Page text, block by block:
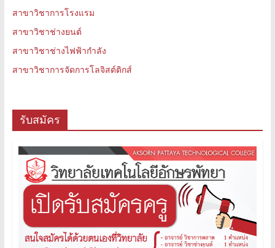
สาขาวิชาการโรงแรม
สาขาวิชาช่างยนต์
สาขาวิชาช่างไฟฟ้ากำลัง
สาขาวิชาการจัดการโลจิสต์ติกส์
รับสมัคร